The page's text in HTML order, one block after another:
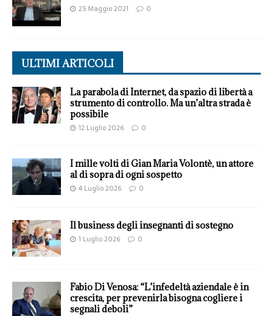
25 Maggio 2021 0
ULTIMI ARTICOLI
La parabola di Internet, da spazio di libertà a
strumento di controllo. Ma un’altra strada è
possibile
12 Luglio 2026 0
I mille volti di Gian Maria Volontè, un attore
al di sopra di ogni sospetto
4 Luglio 2026 0
Il business degli insegnanti di sostegno
1 Luglio 2026 0
Fabio Di Venosa: “L’infedeltà aziendale è in
crescita, per prevenirla bisogna cogliere i
segnali deboli”